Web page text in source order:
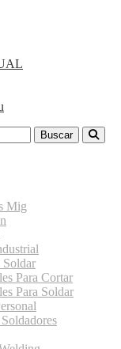
Mig
Soldar
Para Cortar
Para Soldar